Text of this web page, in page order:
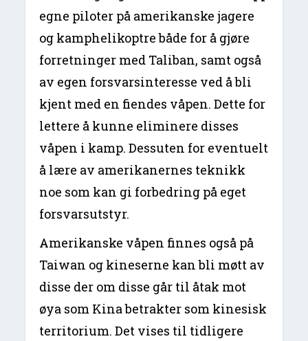
egne piloter på amerikanske jagere
og kamphelikoptre både for å gjøre
forretninger med Taliban, samt også
av egen forsvarsinteresse ved å bli
kjent med en fiendes våpen. Dette for
lettere å kunne eliminere disses
våpen i kamp. Dessuten for eventuelt
å lære av amerikanernes teknikk
noe som kan gi forbedring på eget
forsvarsutstyr.
Amerikanske våpen finnes også på
Taiwan og kineserne kan bli møtt av
disse der om disse går til åtak mot
øya som Kina betrakter som kinesisk
territorium. Det vises til tidligere